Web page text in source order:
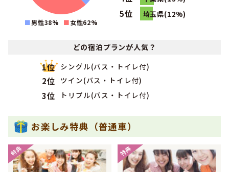
関東・甲信越で高校生に人気のランキングで1位
2026年05月
関東・甲信越で男性のフリーターに人気のランキングで
なりました！
2026年05月
2026年05月
関東・甲信越で男性に人気のランキングで1位になりました！
2026年05月
関東・甲信越でフリーターに人気のランキングで1位になりま
した！
男性38% 女性62%
5位 埼玉県(12%)
どの宿泊プランが人気？
1位 シングル(バス・トイレ付)
2位 ツイン(バス・トイレ付)
3位 トリプル(バス・トイレ付)
お楽しみ特典（普通車）
特典 特典